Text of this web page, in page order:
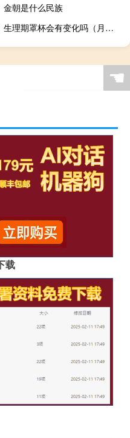
金朝是什么民族
生理期罩杯会有变化吗（月经罩杯）
☚
载